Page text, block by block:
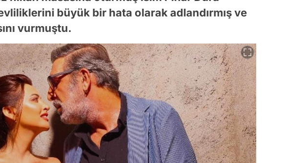
büyük bir hata olarak adlandırmış ve
vurmuştu.